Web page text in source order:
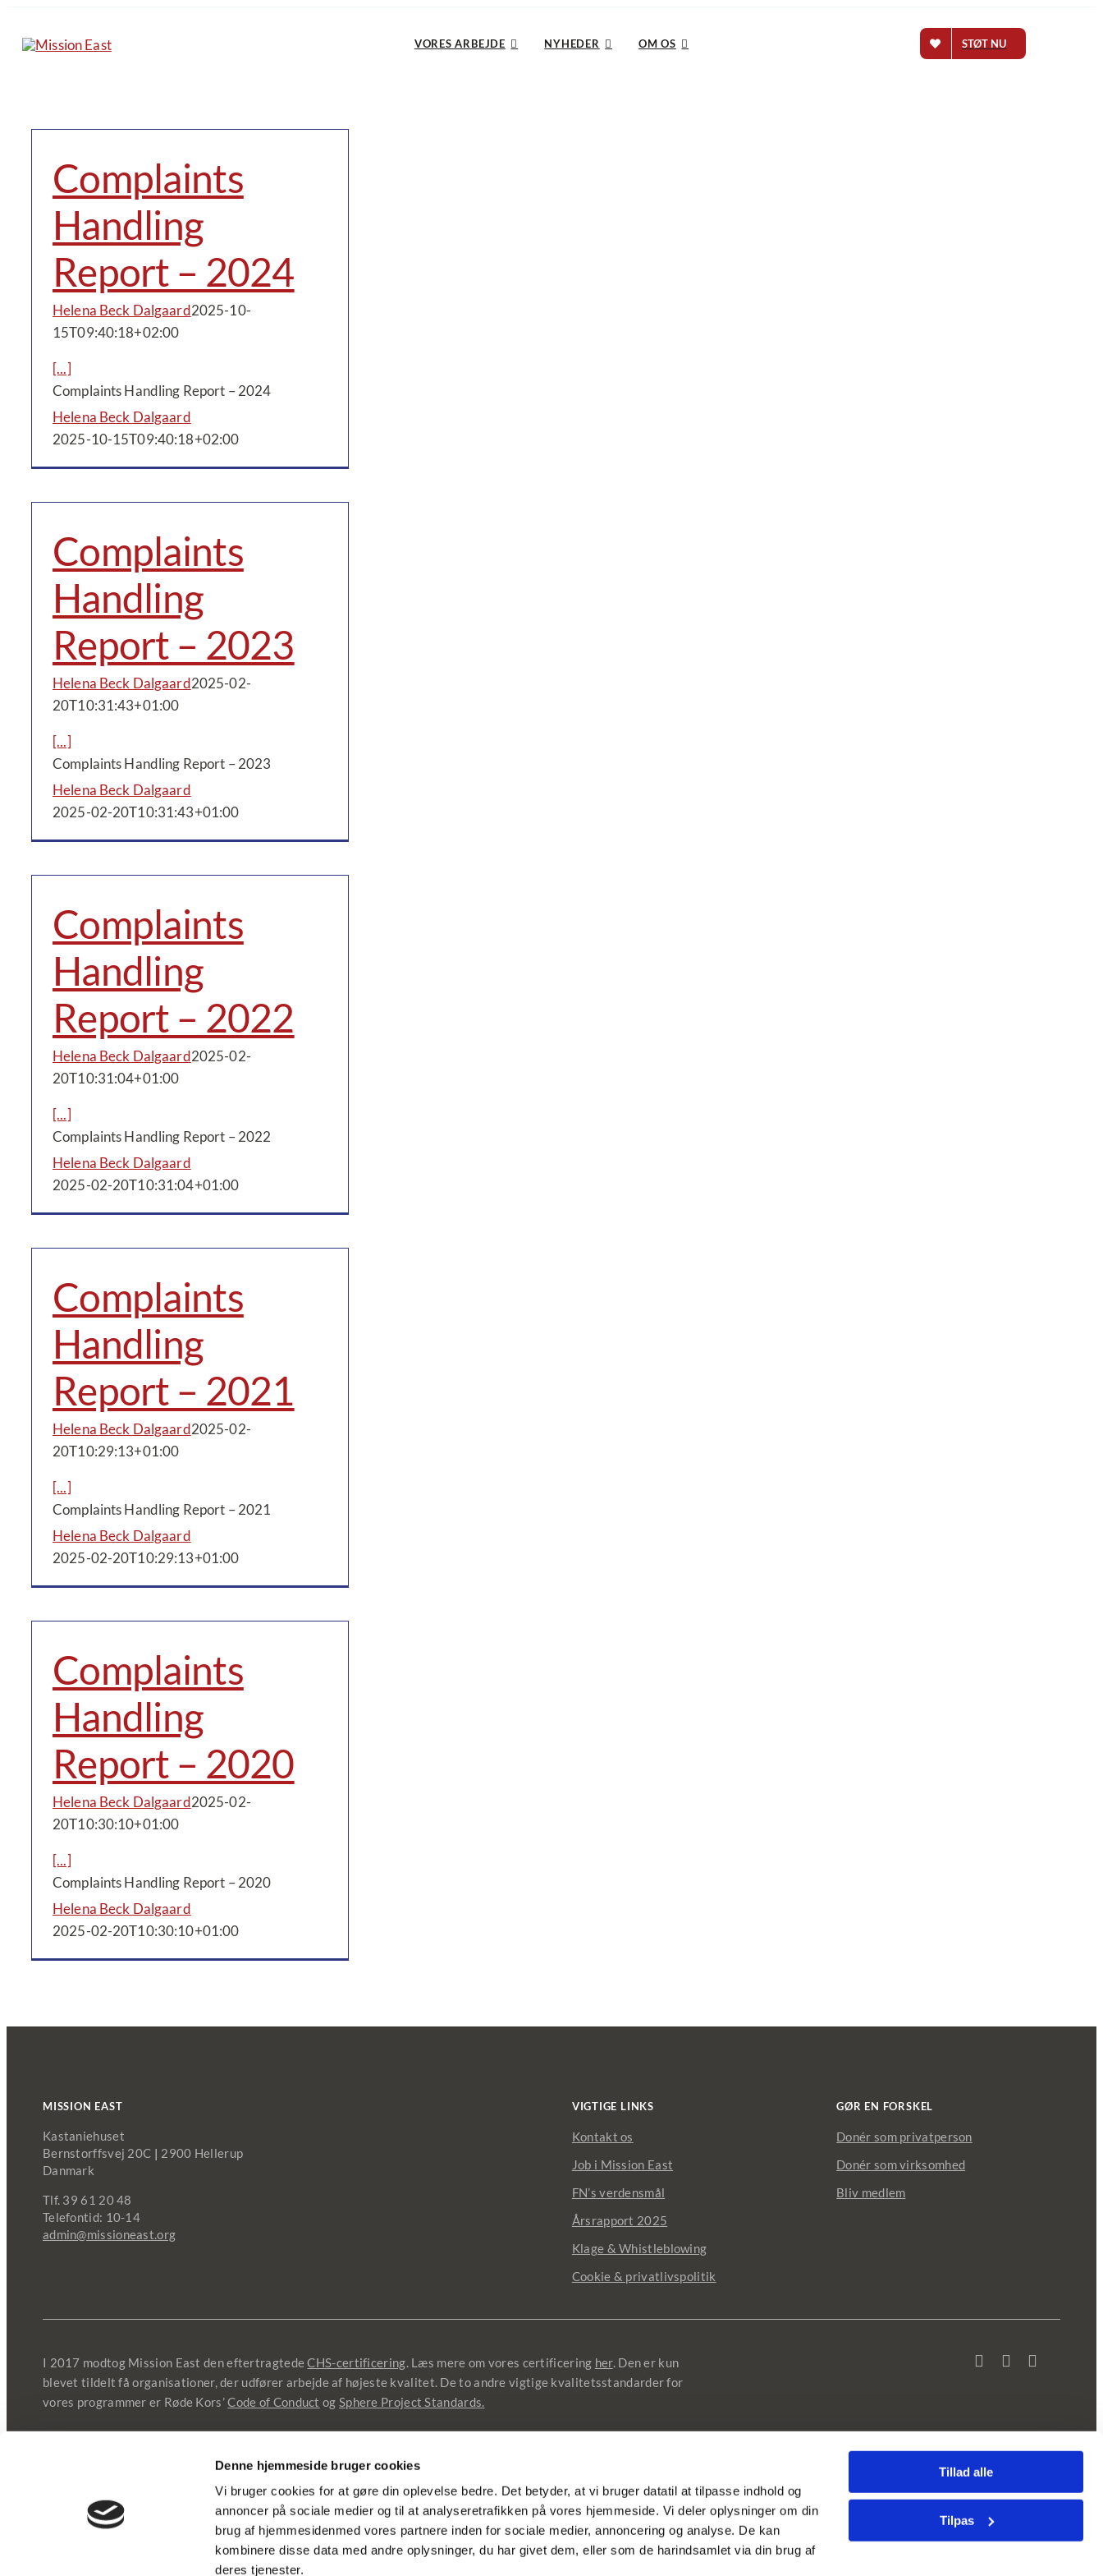
Denne hjemmeside bruger cookies
Vi bruger cookies for at gøre din oplevelse bedre. Det betyder, at vi bruger datatil at tilpasse indhold og
annoncer på sociale medier og til at analyseretrafikken på vores hjemmeside. Vi deler oplysninger om din
brug af hjemmesidenmed vores partnere inden for sociale medier, annoncering og analyse. De kan
kombinere disse data med andre oplysninger, du har givet dem, eller som de harindsamlet via din brug af
deres tjenester.
Tillad alle
Tilpas
VORES ARBEJDE NYHEDER OM OS STØT NU
Complaints
Handling
Report – 2024
Helena Beck Dalgaard2025-10-
15T09:40:18+02:00
[...]
Complaints Handling Report – 2024
Helena Beck Dalgaard
2025-10-15T09:40:18+02:00
Complaints
Handling
Report – 2023
Helena Beck Dalgaard2025-02-
20T10:31:43+01:00
[...]
Complaints Handling Report – 2023
Helena Beck Dalgaard
2025-02-20T10:31:43+01:00
Complaints
Handling
Report – 2022
Helena Beck Dalgaard2025-02-
20T10:31:04+01:00
[...]
Complaints Handling Report – 2022
Helena Beck Dalgaard
2025-02-20T10:31:04+01:00
Complaints
Handling
Report – 2021
Helena Beck Dalgaard2025-02-
20T10:29:13+01:00
[...]
Complaints Handling Report – 2021
Helena Beck Dalgaard
2025-02-20T10:29:13+01:00
Complaints
Handling
Report – 2020
Helena Beck Dalgaard2025-02-
20T10:30:10+01:00
[...]
Complaints Handling Report – 2020
Helena Beck Dalgaard
2025-02-20T10:30:10+01:00
MISSION EAST
Kastaniehuset
Bernstorffsvej 20C | 2900 Hellerup
Danmark
Tlf. 39 61 20 48
Telefontid: 10-14
admin@missioneast.org
VIGTIGE LINKS
Kontakt os
Job i Mission East
FN’s verdensmål
Årsrapport 2025
Klage & Whistleblowing
Cookie & privatlivspolitik
GØR EN FORSKEL
Donér som privatperson
Donér som virksomhed
Bliv medlem
I 2017 modtog Mission East den eftertragtedeCHS-certificering. Læs mere om vores certificering her. Den er kun
blevet tildelt få organisationer, der udfører arbejde af højeste kvalitet. De to andre vigtige kvalitetsstandarder for
vores programmer er Røde Kors’Code of Conduct og Sphere Project Standards.
Fortrolighedspolitik|Cookies og data